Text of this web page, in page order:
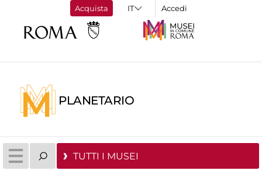
Acquista Accedi
PLANETARIO
TUTTI I MUSEI